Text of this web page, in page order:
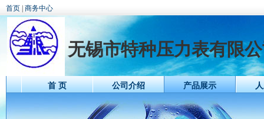
首页 商务中心
无锡市特种压力表有限
首 页 公司介绍 产品展示